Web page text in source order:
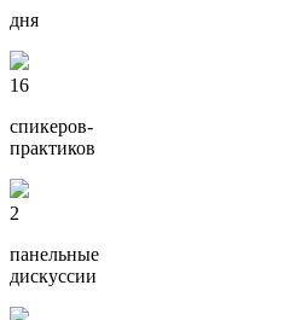
дня
16
спикеров-
практиков
2
панельные
дискуссии